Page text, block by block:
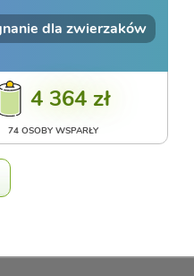
dla zwierzaków
4 364 zł
74 OSOBY WSPARŁY